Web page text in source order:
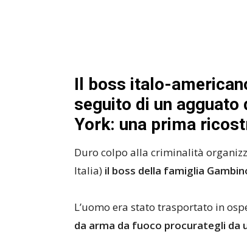
Il boss italo-
seguito di un agguato
York: una prima
Duro colpo alla criminalità
Italia) il boss della famiglia
L’uomo era stato trasportato in
da arma da fuoco procurategli da